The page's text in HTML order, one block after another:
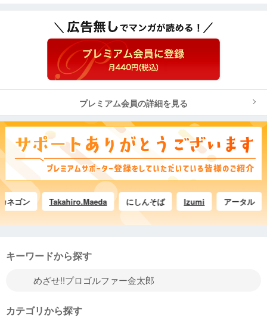
プレミアム会員の詳細を見る
ン Takahiro.Maeda にしんそば Izumi アータル
キーワードから探す
カテゴリから探す